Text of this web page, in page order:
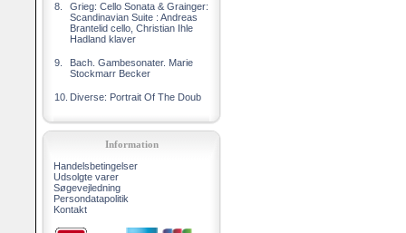
8.
Grieg: Cello Sonata & Grainger:
Scandinavian Suite : Andreas
Brantelid cello, Christian Ihle
Hadland klaver
9.
Bach. Gambesonater. Marie
Stockmarr Becker
10. Diverse: Portrait Of The Doub
Information
Handelsbetingelser
Udsolgte varer
Søgevejledning
Persondatapolitik
Kontakt